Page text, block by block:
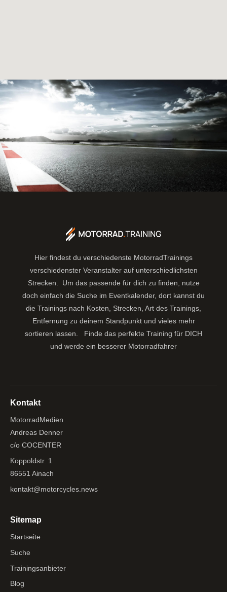
Hier findest du verschiedenste MotorradTrainings
verschiedenster Veranstalter auf unterschiedlichsten
Strecken. Um das passende für dich zu finden, nutze
doch einfach die Suche im Eventkalender, dort kannst du
die Trainings nach Kosten, Strecken, Art des Trainings,
Entfernung zu deinem Standpunkt und vieles mehr
sortieren lassen. Finde das perfekte Training für DICH
und werde ein besserer Motorradfahrer
Kontakt
MotorradMedien
Andreas Denner
c/o COCENTER
Koppoldstr. 1
86551 Ainach
kontakt@motorcycles.news
Sitemap
Startseite
Suche
Trainingsanbieter
Blog